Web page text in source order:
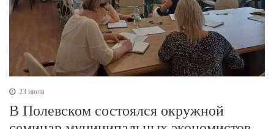
23 июля
В Полевском состоялся окружной